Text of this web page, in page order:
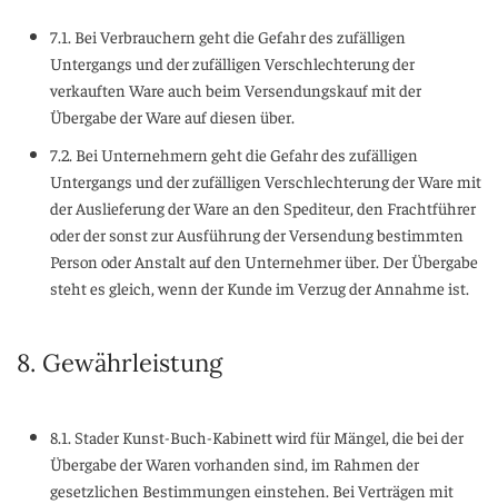
7.1. Bei Verbrauchern geht die Gefahr des zufälligen
Untergangs und der zufälligen Verschlechterung der
verkauften Ware auch beim Versendungskauf mit der
Übergabe der Ware auf diesen über.
7.2. Bei Unternehmern geht die Gefahr des zufälligen
Untergangs und der zufälligen Verschlechterung der Ware mit
der Auslieferung der Ware an den Spediteur, den Frachtführer
oder der sonst zur Ausführung der Versendung bestimmten
Person oder Anstalt auf den Unternehmer über. Der Übergabe
steht es gleich, wenn der Kunde im Verzug der Annahme ist.
8. Gewährleistung
8.1. Stader Kunst-Buch-Kabinett wird für Mängel, die bei der
Übergabe der Waren vorhanden sind, im Rahmen der
gesetzlichen Bestimmungen einstehen. Bei Verträgen mit